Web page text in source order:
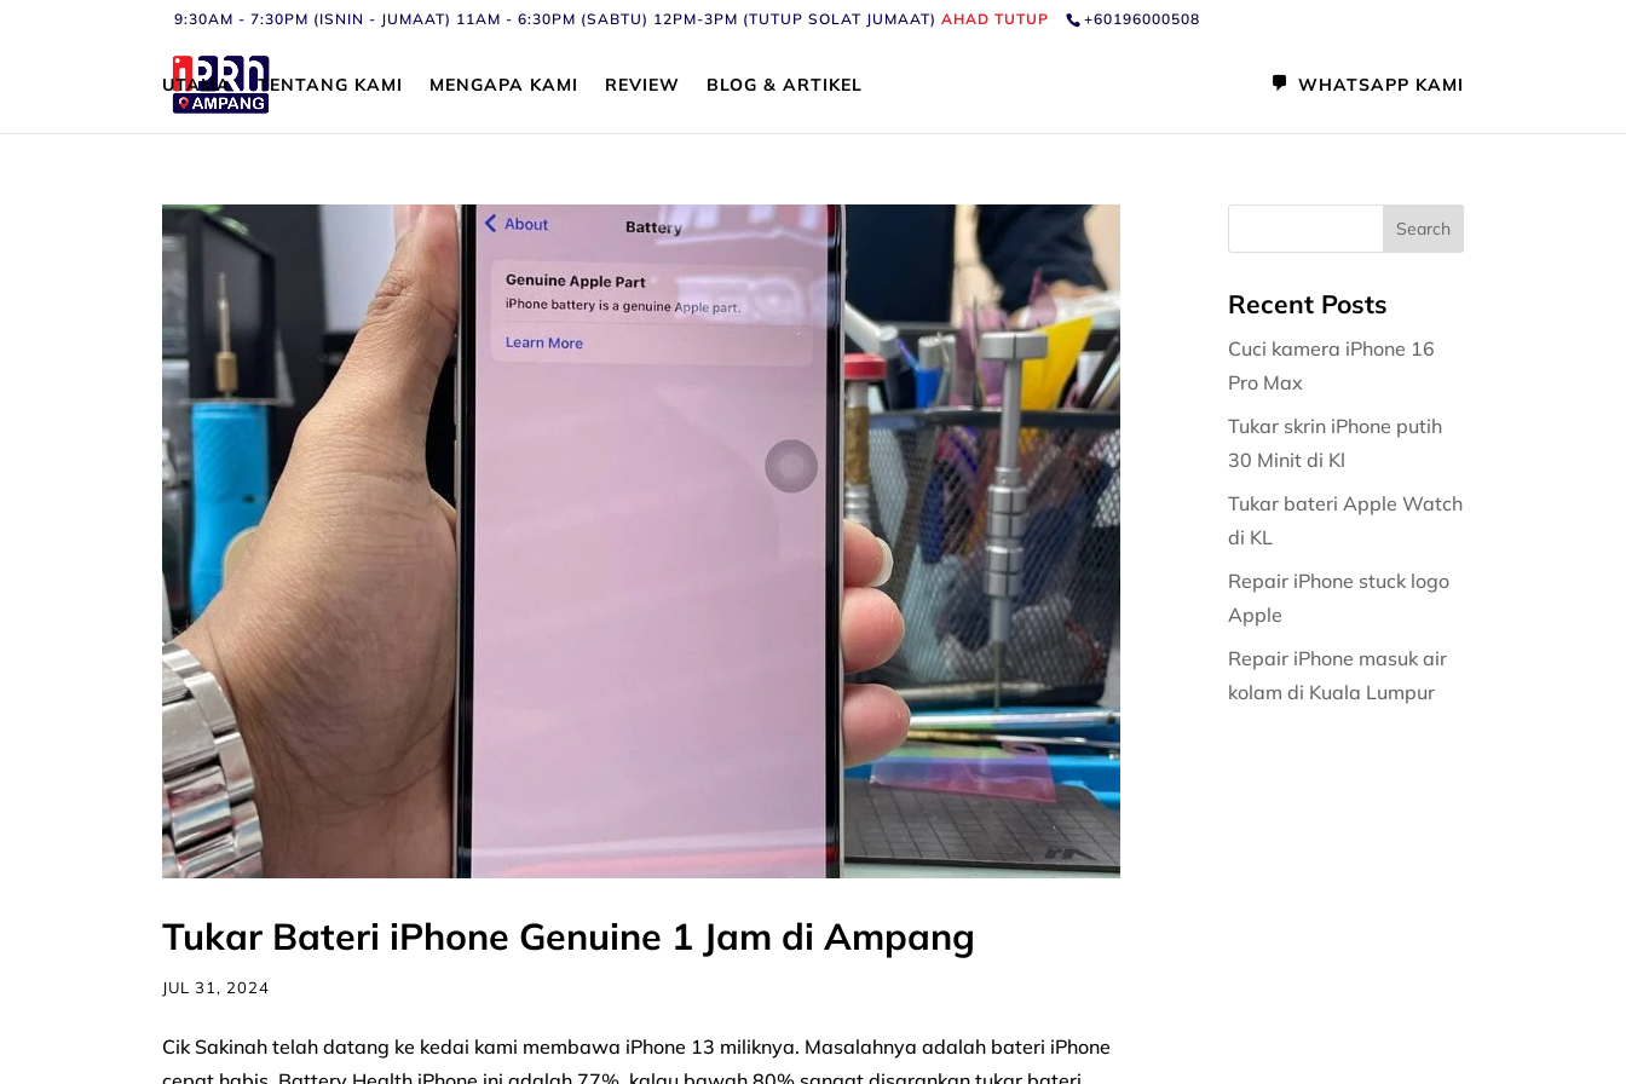
9:30AM - 7:30PM (ISNIN - JUMAAT) 11AM - 6:30PM (SABTU) 12PM-3PM (TUTUP SOLAT JUMAAT)AHAD TUTUP +60196000508
UTAMA TENTANG KAMI MENGAPA KAMI REVIEW BLOG & ARTIKEL WHATSAPP KAMI
Tukar Bateri iPhone Genuine 1 Jam di Ampang
JUL 31, 2024
Cik Sakinah telah datang ke kedai kami membawa iPhone 13 miliknya. Masalahnya adalah bateri iPhone
Recent Posts
Cuci kamera iPhone 16
Pro Max
Tukar skrin iPhone putih
30 Minit di Kl
Tukar bateri Apple Watch
di KL
Repair iPhone stuck logo
Apple
Repair iPhone masuk air
kolam di Kuala Lumpur